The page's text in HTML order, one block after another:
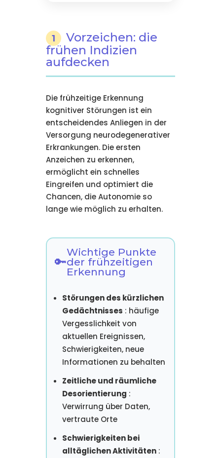
1
Vorzeichen: die
frühen Indizien
aufdecken
Die frühzeitige Erkennung
kognitiver Störungen ist ein
entscheidendes Anliegen in der
Versorgung neurodegenerativer
Erkrankungen. Die ersten
Anzeichen zu erkennen,
ermöglicht ein schnelles
Eingreifen und optimiert die
Chancen, die Autonomie so
lange wie möglich zu erhalten.
Wichtige Punkte
der frühzeitigen
Erkennung
Störungen des kürzlichen
Gedächtnisses : häufige
Vergesslichkeit von
aktuellen Ereignissen,
Schwierigkeiten, neue
Informationen zu behalten
Zeitliche und räumliche
Desorientierung :
Verwirrung über Daten,
vertraute Orte
Schwierigkeiten bei
alltäglichen Aktivitäten: